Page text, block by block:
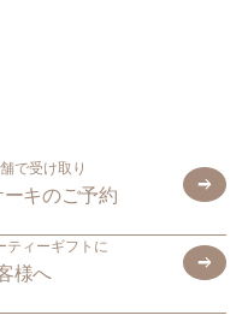
で受け取り
キのご予約
ティーギフトに
様へ